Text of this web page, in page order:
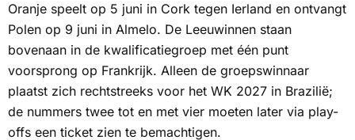
Oranje speelt op 5 juni in Cork tegen Ierland en ontvangt
Polen op 9 juni in Almelo. De Leeuwinnen staan
bovenaan in de kwalificatiegroep met één punt
voorsprong op Frankrijk. Alleen de groepswinnaar
plaatst zich rechtstreeks voor het WK 2027 in Brazilië;
de nummers twee tot en met vier moeten later via play-
offs een ticket zien te bemachtigen.